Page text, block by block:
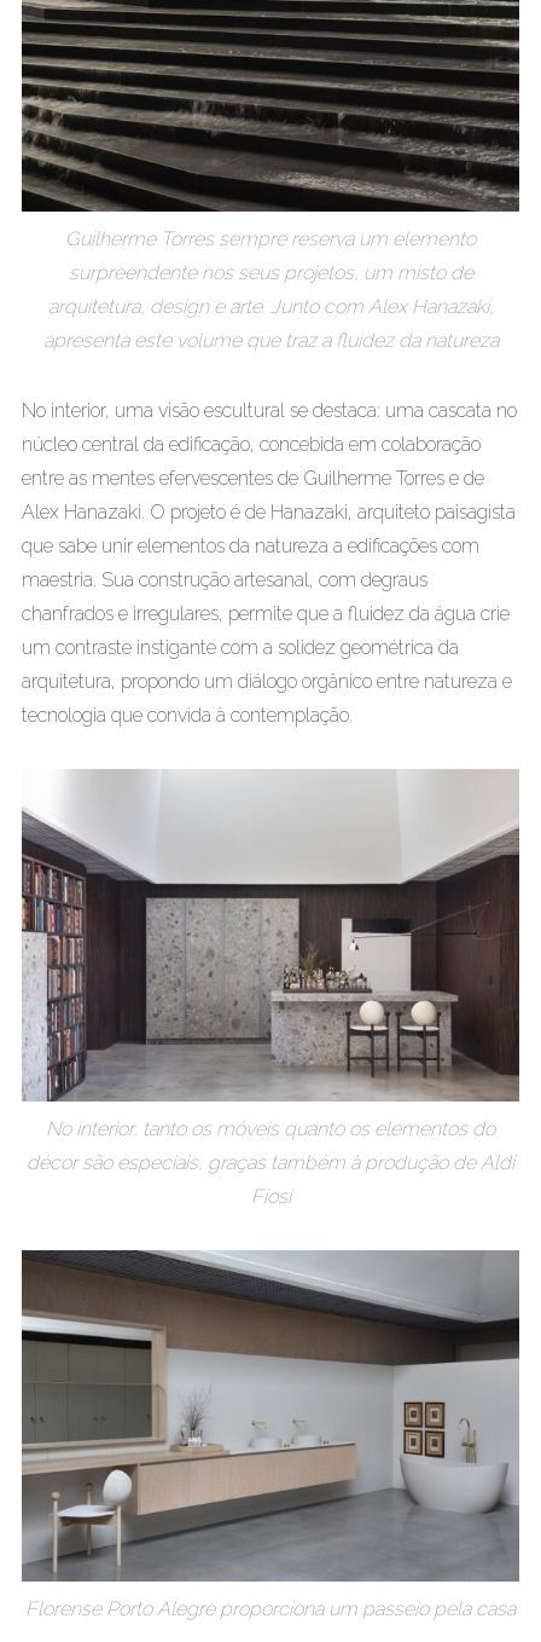
Guilherme Torres sempre reserva um elemento
surpreendente nos seus projetos, um misto de
arquitetura, design e arte. Junto com Alex Hanazaki,
apresenta este volume que traz a fluidez da natureza
No interior, uma visão escultural se destaca: uma cascata no
núcleo central da edificação, concebida em colaboração
entre as mentes efervescentes de Guilherme Torres e de
Alex Hanazaki. O projeto é de Hanazaki, arquiteto paisagista
que sabe unir elementos da natureza a edificações com
maestria. Sua construção artesanal, com degraus
chanfrados e irregulares, permite que a fluidez da água crie
um contraste instigante com a solidez geométrica da
arquitetura, propondo um diálogo orgânico entre natureza e
tecnologia que convida à contemplação.
No interior, tanto os móveis quanto os elementos do
décor são especiais, graças também à produção de Aldi
Fiosi
Florense Porto Alegre proporciona um passeio pela casa